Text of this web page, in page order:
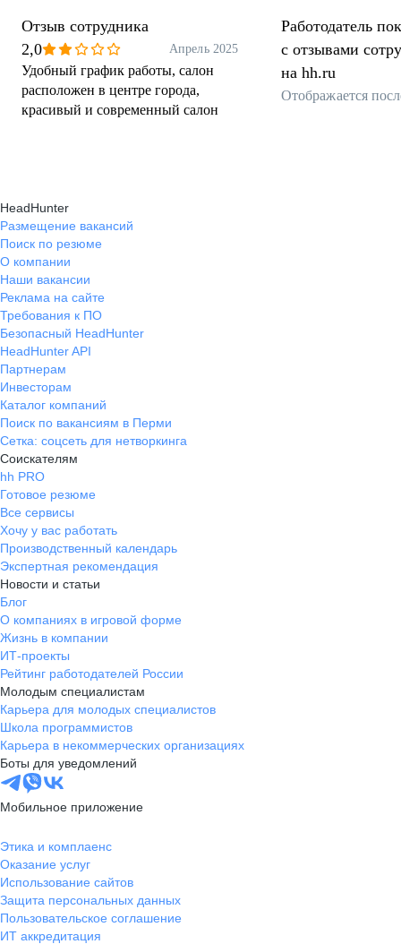
Отзыв сотрудника
2,0
Апрель 2025
Удобный график работы, салон
расположен в центре города,
красивый и современный салон
Работодатель
с отзывами
на hh.ru
Отображается
HeadHunter
Размещение вакансий
Поиск по резюме
О компании
Наши вакансии
Реклама на сайте
Требования к ПО
Безопасный HeadHunter
HeadHunter API
Партнерам
Инвесторам
Каталог компаний
Поиск по вакансиям в Перми
Сетка: соцсеть для нетворкинга
Соискателям
hh PRO
Готовое резюме
Все сервисы
Хочу у вас работать
Производственный календарь
Экспертная рекомендация
Новости и статьи
Блог
О компаниях в игровой форме
Жизнь в компании
ИТ-проекты
Рейтинг работодателей России
Молодым специалистам
Карьера для молодых специалистов
Школа программистов
Карьера в некоммерческих организациях
Боты для уведомлений
Мобильное приложение
Этика и комплаенс
Оказание услуг
Использование сайтов
Защита персональных данных
Пользовательское соглашение
ИТ аккредитация